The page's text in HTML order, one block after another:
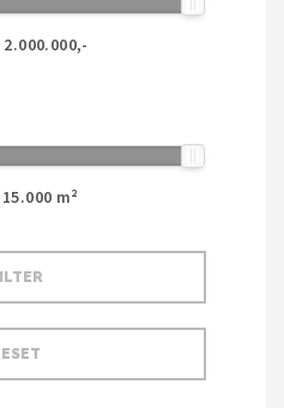
2.000.000,-
15.000 m²